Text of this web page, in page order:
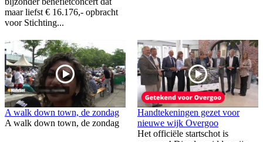
maar liefst € 16.176,- opbracht
voor Stichting...
A walk down town, de zondag
A walk down town, de zondag
Handtekeningen gezet voor
nieuwe wijk Overgoo
Het officiële startschot is